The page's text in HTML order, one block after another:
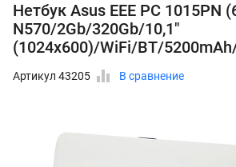
Нетбук Asus EEE PC 1015PN
N570/2Gb/320Gb/10,1"
(1024x600)/WiFi/BT/
Артикул 43205 В сравнение